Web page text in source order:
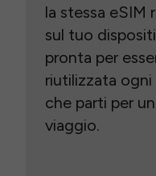
la stessa eSIM
sul tuo
pronta per
riutilizzata
che parti per
viaggio.